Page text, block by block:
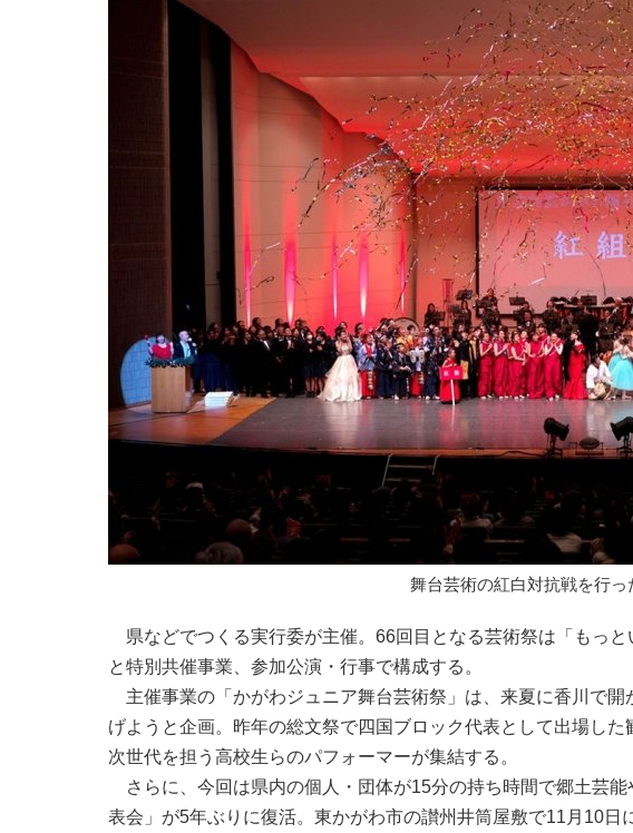
舞台芸術の紅白対抗戦を行
県などでつくる実行委が主催。66回目となる芸術祭は「もっ
と特別共催事業、参加公演・行事で構成する。
主催事業の「かがわジュニア舞台芸術祭」は、来夏に香川で
げようと企画。昨年の総文祭で四国ブロック代表として出場し
次世代を担う高校生らのパフォーマーが集結する。
さらに、今回は県内の個人・団体が15分の持ち時間で郷土芸
表会」が5年ぶりに復活。東かがわ市の讃州井筒屋敷で11月10